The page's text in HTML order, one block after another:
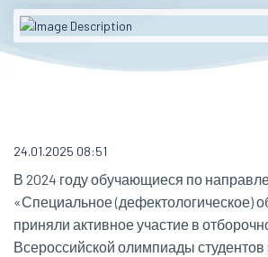
24.01.2025 08:51
В 2024 году обучающиеся по
«Специальное (дефектологическое)
приняли активное участие в
Всероссийской олимпиады студентов